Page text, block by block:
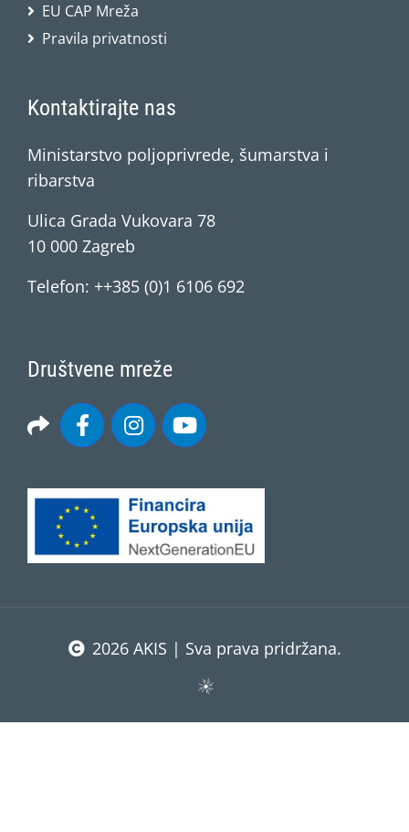
EU CAP Mreža
Pravila privatnosti
Kontaktirajte nas
Ministarstvo poljoprivrede, šumarstva i
ribarstva
Ulica Grada Vukovara 78
10 000 Zagreb
Telefon: ++385 (0)1 6106 692
Društvene mreže
2026 AKIS | Sva prava pridržana.